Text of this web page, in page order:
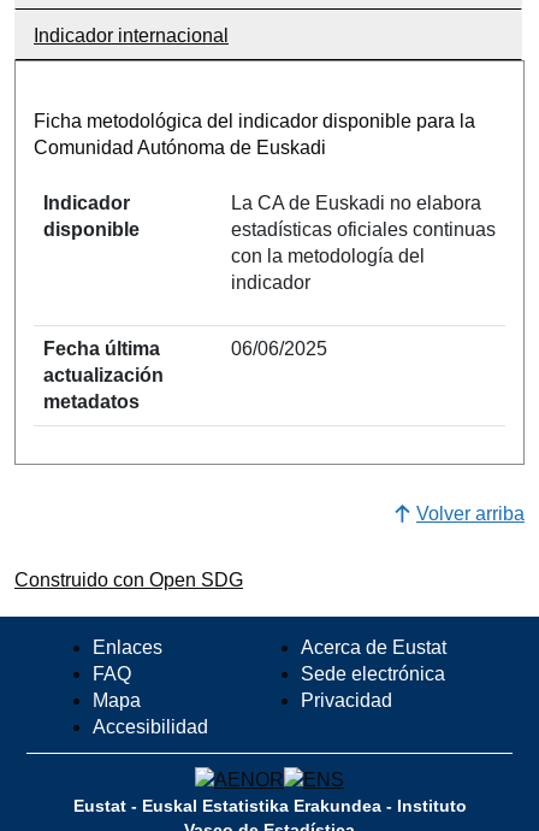
Indicador internacional
Ficha metodológica del indicador disponible para la
Comunidad Autónoma de Euskadi
Indicador
disponible
La CA de Euskadi no elabora
estadísticas oficiales continuas
con la metodología del
indicador
Fecha última
actualización
metadatos
06/06/2025
Volver arriba
Construido con Open SDG
Enlaces
FAQ
Mapa
Accesibilidad
Acerca de Eustat
Sede electrónica
Privacidad
Eustat - Euskal Estatistika Erakundea - Instituto